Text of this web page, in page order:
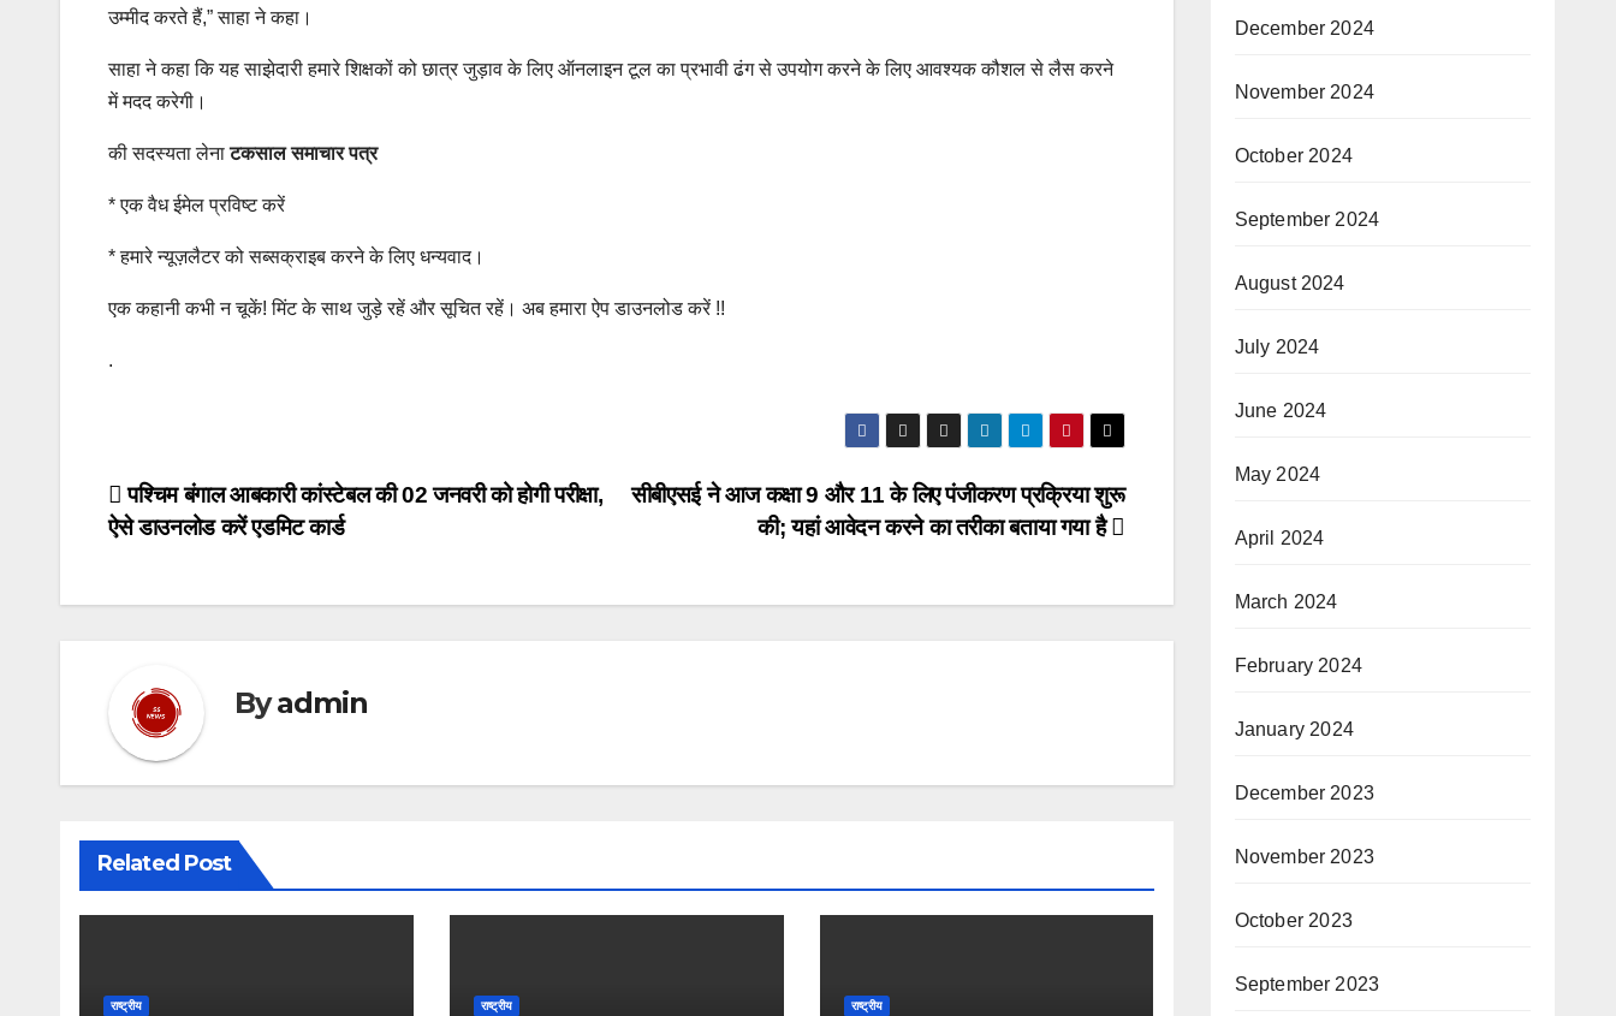
उम्मीद करते हैं,” साहा ने कहा।
साहा ने कहा कि यह साझेदारी हमारे शिक्षकों को छात्र जुड़ाव के लिए ऑनलाइन टूल का प्रभावी ढंग से उपयोग करने के लिए आवश्यक कौशल से लैस करने
में मदद करेगी।
की सदस्यता लेनाटकसाल समाचार पत्र
*एक वैध ईमेल प्रविष्ट करें
*हमारे न्यूज़लैटर को सब्सक्राइब करने के लिए धन्यवाद।
एक कहानी कभी न चूकें! मिंट के साथ जुड़े रहें और सूचित रहें। अब हमारा ऐप डाउनलोड करें !!
.
Post
navigation
सीबीएसई ने आज कक्षा 9 और 11 के लिए पंजीकरण प्रक्रिया शुरू
की; यहां आवेदन करने का तरीका बताया गया है
पश्चिम बंगाल आबकारी कांस्टेबल की 02 जनवरी को होगी परीक्षा,
ऐसे डाउनलोड करें एडमिट कार्ड
Byadmin
Related Post
राष्ट्रीय राष्ट्रीय राष्ट्रीय
December 2024
November 2024
October 2024
September 2024
August 2024
July 2024
June 2024
May 2024
April 2024
March 2024
February 2024
January 2024
December 2023
November 2023
October 2023
September 2023